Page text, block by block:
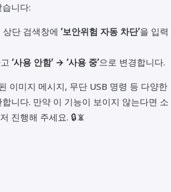
니다:
단 검색창에 ‘보안위험 자동 차단’을 입력
‘사용 안함’ → ‘사용 중’으로 변경합니다.
이미지 메시지, 무단 USB 명령 등 다양한
니다. 만약 이 기능이 보이지 않는다면 소
진행해 주세요. 🔒📵